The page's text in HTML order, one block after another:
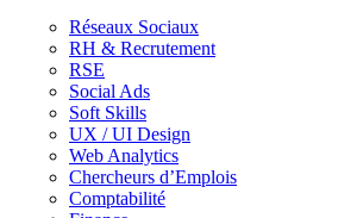
Réseaux Sociaux
RH & Recrutement
RSE
Social Ads
Soft Skills
UX / UI Design
Web Analytics
Chercheurs d’Emplois
Comptabilité